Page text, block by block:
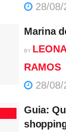
28/08/
Marina
BY
RAMOS
28/08/
Guia: